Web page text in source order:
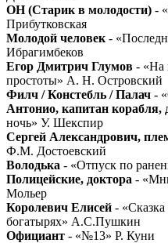
ОН (Старик в молодости) -
Прибутковская
Молодой человек -
Ибрагимбеков
Егор Дмитрич Глумов - «На
простоты» А. Н. Островский
Филч / Констебль / Палач -
Антонио, капитан корабля,
ночь» У. Шекспир
Сергей Александрович,
Ф.М. Достоевский
Володька - «Отпуск по
Полицейские, доктора -
Мольер
Королевич Елисей -
богатырях» А.С.Пушкин
Официант - «№13» Р. Куни